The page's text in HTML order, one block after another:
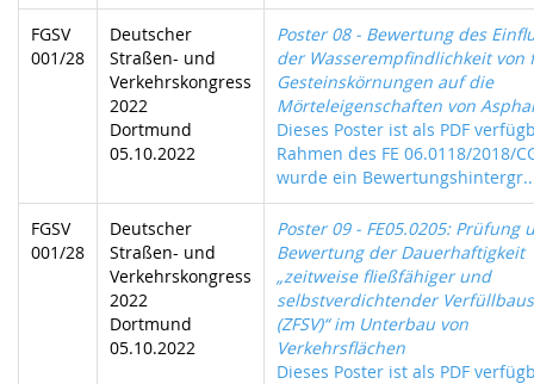
FGSV
001/28
Deutscher
Straßen- und
Verkehrskongress
2022
Dortmund
05.10.2022
Poster 08 - Bewertung des
der Wasserempfindlichkeit von
Gesteinskörnungen auf die
Mörteleigenschaften von
Dieses Poster ist als PDF
Rahmen des FE 06.0118/2018/
wurde ein
FGSV
001/28
Deutscher
Straßen- und
Verkehrskongress
2022
Dortmund
05.10.2022
Poster 09 - FE05.0205: Prüfung
Bewertung der Dauerhaftigkeit
„zeitweise fließfähiger und
selbstverdichtender
(ZFSV)“ im Unterbau von
Verkehrsflächen
Dieses Poster ist als PDF